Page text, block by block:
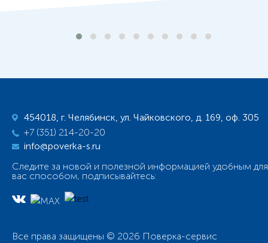
454018, г. Челябинск, ул. Чайковского, д. 169, оф. 305
+7 (351) 214-20-20
info@poverka-s.ru
Следите за новой и полезной информацией удобным для
вас способом, подписывайтесь:
Все права защищены © 2026 Поверка-сервис